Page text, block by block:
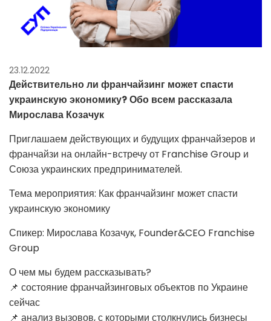
23.12.2022
Действительно ли франчайзинг может спасти
украинскую экономику? Обо всем рассказала
Мирослава Козачук
Приглашаем действующих и будущих франчайзеров и
франчайзи на онлайн-встречу от Franchise Group и
Союза украинских предпринимателей.
Тема мероприятия: Как франчайзинг может спасти
украинскую экономику
Спикер: Мирослава Козачук, Founder&CEO Franchise
Group
О чем мы будем рассказывать?
📌 состояние франчайзинговых объектов по Украине
сейчас
📌 анализ вызовов, с которыми столкнулись бизнесы